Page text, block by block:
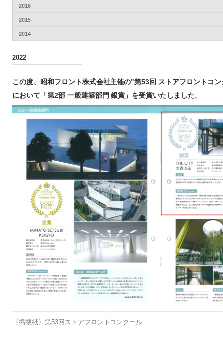
2016
2015
2014
2022
この度、昭和フロント株式会社主催の"第53回 ストアフロントコ
において「第2部 一般建築部門 銀賞」を受賞いたしました。
〈掲載紙〉第53回ストアフロントコンクール